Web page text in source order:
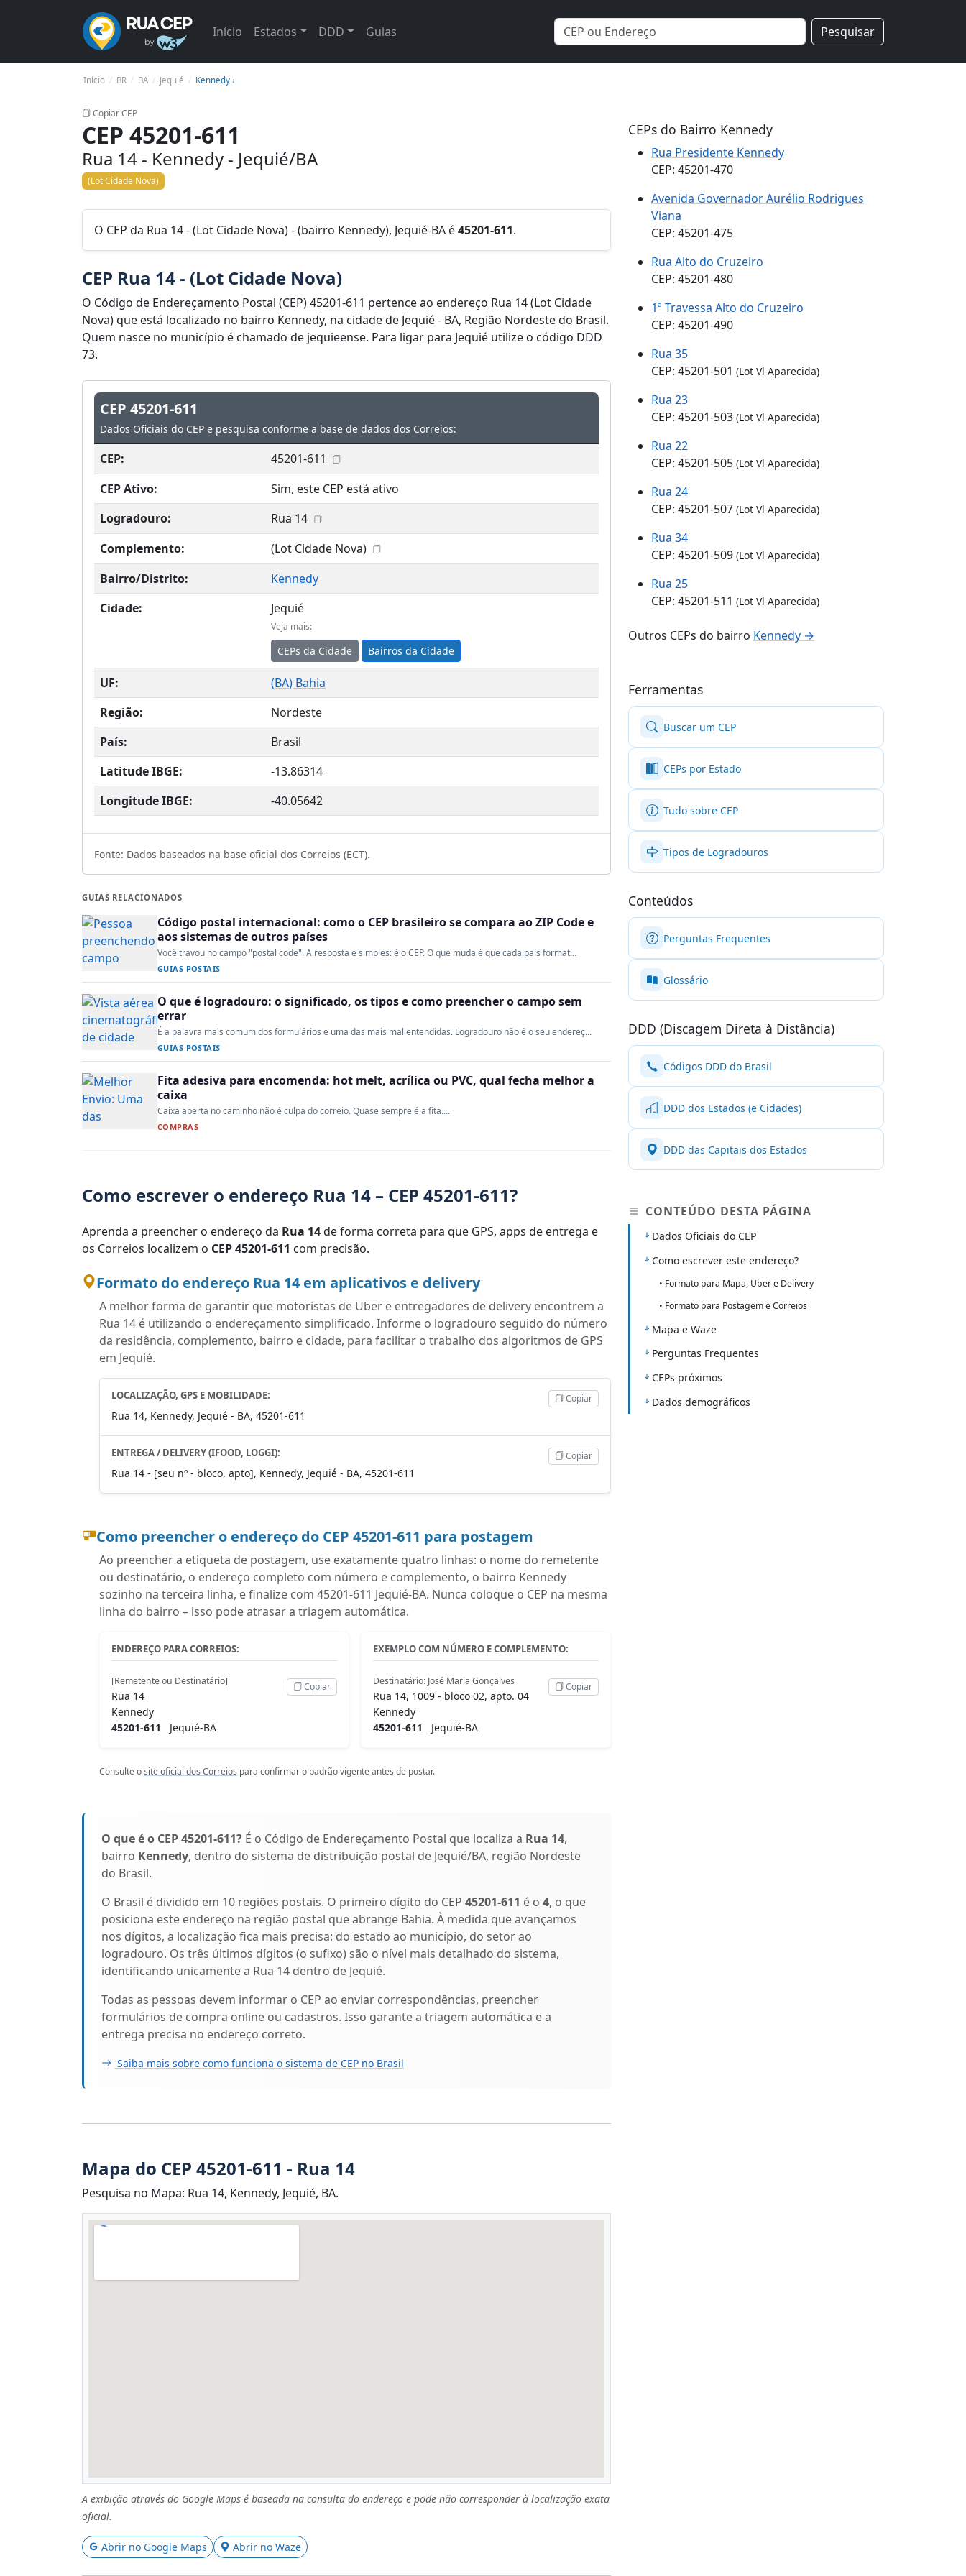
Início Estados DDD Guias Pesquisar
Início BR BA Jequié Kennedy ›
Copiar CEP
CEP 45201-611
Rua 14 - Kennedy - Jequié/BA
(Lot Cidade Nova)
O CEP da Rua 14 - (Lot Cidade Nova) - (bairro Kennedy), Jequié-BA é45201-611.
CEP Rua 14 - (Lot Cidade Nova)
O Código de Endereçamento Postal (CEP) 45201-611 pertence ao endereço Rua 14 (Lot Cidade
Nova) que está localizado no bairro Kennedy, na cidade de Jequié - BA, Região Nordeste do Brasil.
Quem nasce no município é chamado de jequieense. Para ligar para Jequié utilize o código DDD
73.
CEP 45201-611
Dados Oficiais do CEP e pesquisa conforme a base de dados dos Correios:
CEP:
45201-611
CEP Ativo:
Sim, este CEP está ativo
Logradouro:
Rua 14
Complemento:
(Lot Cidade Nova)
Bairro/Distrito:
Kennedy
Cidade:
Jequié
Veja mais:
CEPs da Cidade Bairros da Cidade
UF: (BA) Bahia
Região:
Nordeste
País:
Brasil
Latitude IBGE:
-13.86314
Longitude IBGE:
-40.05642
Fonte: Dados baseados na base oficial dos Correios (ECT).
GUIAS RELACIONADOS
Código postal internacional: como o CEP brasileiro se compara ao ZIP Code e
aos sistemas de outros países
Você travou no campo "postal code". A resposta é simples: é o CEP. O que muda é que cada país format...
GUIAS POSTAIS
O que é logradouro: o significado, os tipos e como preencher o campo sem
errar
É a palavra mais comum dos formulários e uma das mais mal entendidas. Logradouro não é o seu endereç...
GUIAS POSTAIS
Fita adesiva para encomenda: hot melt, acrílica ou PVC, qual fecha melhor a
caixa
Caixa aberta no caminho não é culpa do correio. Quase sempre é a fita....
COMPRAS
Como escrever o endereço Rua 14 – CEP 45201-611?
Aprenda a preencher o endereço da Rua 14de forma correta para que GPS, apps de entrega e
os Correios localizem o CEP 45201-611 com precisão.
Formato do endereço Rua 14 em aplicativos e delivery
A melhor forma de garantir que motoristas de Uber e entregadores de delivery encontrem a
Rua 14 é utilizando o endereçamento simplificado. Informe o logradouro seguido do número
da residência, complemento, bairro e cidade, para facilitar o trabalho dos algoritmos de GPS
em Jequié.
LOCALIZAÇÃO, GPS E MOBILIDADE:
Rua 14, Kennedy, Jequié - BA, 45201-611
Copiar
ENTREGA / DELIVERY (IFOOD, LOGGI):
Rua 14 - [seu nº - bloco, apto], Kennedy, Jequié - BA, 45201-611
Copiar
Como preencher o endereço do CEP 45201-611 para postagem
Ao preencher a etiqueta de postagem, use exatamente quatro linhas: o nome do remetente
ou destinatário, o endereço completo com número e complemento, o bairro Kennedy
sozinho na terceira linha, e finalize com 45201-611 Jequié-BA. Nunca coloque o CEP na mesma
linha do bairro – isso pode atrasar a triagem automática.
ENDEREÇO PARA CORREIOS:
[Remetente ou Destinatário]
Rua 14
Kennedy
45201-611
Jequié-BA
Copiar
EXEMPLO COM NÚMERO E COMPLEMENTO:
Destinatário: José Maria Gonçalves
Rua 14, 1009 - bloco 02, apto. 04
Kennedy
45201-611
Jequié-BA
Copiar
Consulte osite oficial dos Correios para confirmar o padrão vigente antes de postar.
O que é o CEP 45201-611? É o Código de Endereçamento Postal que localiza a Rua 14,
bairro Kennedy, dentro do sistema de distribuição postal de Jequié/BA, região Nordeste
do Brasil.
O Brasil é dividido em 10 regiões postais. O primeiro dígito do CEP 45201-611 é o 4, o que
posiciona este endereço na região postal que abrange Bahia. À medida que avançamos
nos dígitos, a localização fica mais precisa: do estado ao município, do setor ao
logradouro. Os três últimos dígitos (o sufixo) são o nível mais detalhado do sistema,
identificando unicamente a Rua 14 dentro de Jequié.
Todas as pessoas devem informar o CEP ao enviar correspondências, preencher
formulários de compra online ou cadastros. Isso garante a triagem automática e a
entrega precisa no endereço correto.
Saiba mais sobre como funciona o sistema de CEP no Brasil
Mapa do CEP 45201-611 - Rua 14
Pesquisa no Mapa: Rua 14, Kennedy, Jequié, BA.
A exibição através do Google Maps é baseada na consulta do endereço e pode não corresponder à localização exata
oficial.
Abrir no Google Maps Abrir no Waze
CEPs do Bairro Kennedy
Rua Presidente Kennedy
CEP: 45201-470
Avenida Governador Aurélio Rodrigues
Viana
CEP: 45201-475
Rua Alto do Cruzeiro
CEP: 45201-480
1ª Travessa Alto do Cruzeiro
CEP: 45201-490
Rua 35
CEP: 45201-501 (Lot Vl Aparecida)
Rua 23
CEP: 45201-503 (Lot Vl Aparecida)
Rua 22
CEP: 45201-505 (Lot Vl Aparecida)
Rua 24
CEP: 45201-507 (Lot Vl Aparecida)
Rua 34
CEP: 45201-509 (Lot Vl Aparecida)
Rua 25
CEP: 45201-511 (Lot Vl Aparecida)
Outros CEPs do bairro Kennedy →
Ferramentas
Buscar um CEP
CEPs por Estado
Tudo sobre CEP
Tipos de Logradouros
Conteúdos
Perguntas Frequentes
Glossário
DDD (Discagem Direta à Distância)
Códigos DDD do Brasil
DDD dos Estados (e Cidades)
DDD das Capitais dos Estados
CONTEÚDO DESTA PÁGINA
Dados Oficiais do CEP
Como escrever este endereço?
• Formato para Mapa, Uber e Delivery
• Formato para Postagem e Correios
Mapa e Waze
Perguntas Frequentes
CEPs próximos
Dados demográficos